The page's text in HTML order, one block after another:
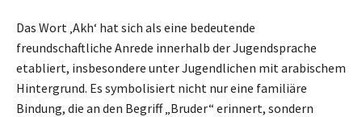
Das Wort ‚Akh‘ hat sich als eine bedeutende
freundschaftliche Anrede innerhalb der Jugendsprache
etabliert, insbesondere unter Jugendlichen mit arabischem
Hintergrund. Es symbolisiert nicht nur eine familiäre
Bindung, die an den Begriff „Bruder“ erinnert, sondern